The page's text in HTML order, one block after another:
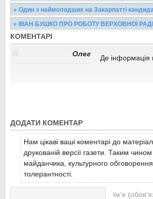
Іршавського та Ужгородського районів
Читати більше...
Минулої суботи завершилася спортивна
міні-футболу. На вершину чемпіонської
Читати більше...
» Один з наймолодших на Закарпатті
За офіційними даними, середній вік
нашому краї становить 48 років. Отже,
» ІВАН БУШКО ПРО РОБОТУ ВЕРХОВНОЇ
В інтерв’ю виноградівському
поділився деякими думками з приводу
КОМЕНТАРІ
# Олег Де інформація
ДОДАТИ КОМЕНТАР
Нам цікаві ваші коментарі до
друкованій версії газети. Таким
майданчика, культурного
толерантності.
Ім'я